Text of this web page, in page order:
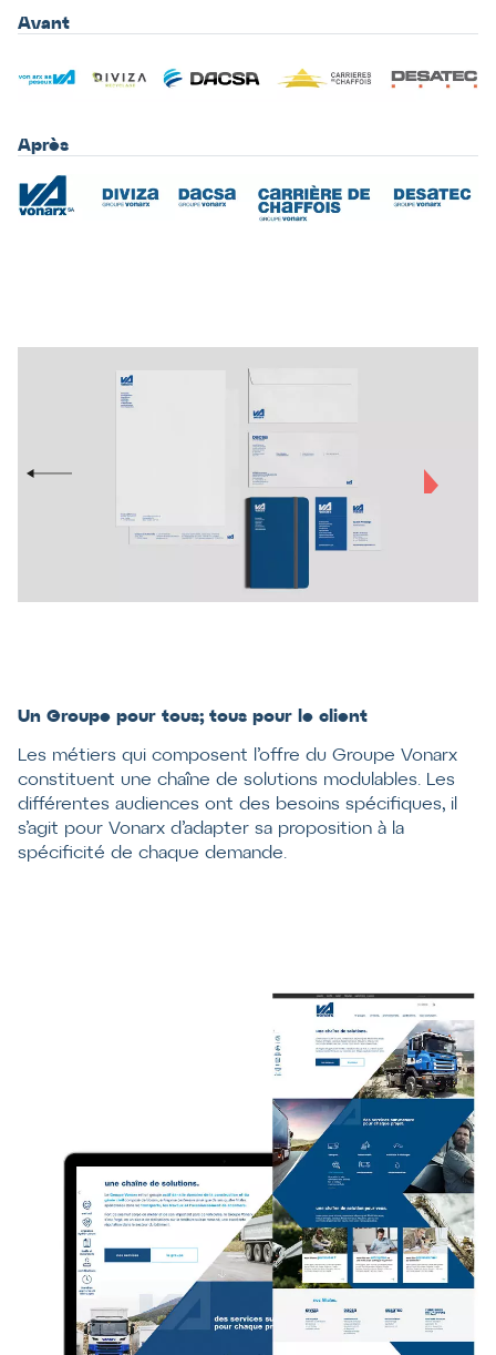
Avant
Après
Un Groupe pour tous; tous pour le client
Les métiers qui composent l’offre du Groupe Vonarx
constituent une chaîne de solutions modulables. Les
différentes audiences ont des besoins spécifiques, il
s’agit pour Vonarx d’adapter sa proposition à la
spécificité de chaque demande.